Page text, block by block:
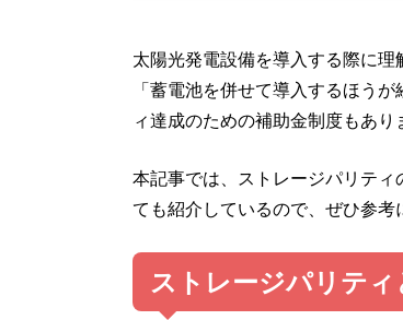
太陽光発電設備を導入する際に理
「蓄電池を併せて導入するほう
ィ達成のための補助金制度もあり
本記事では、ストレージパリテ
ても紹介しているので、ぜひ参考
ストレージパリティ